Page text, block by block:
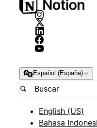
Español (España)
English (US)
Bahasa